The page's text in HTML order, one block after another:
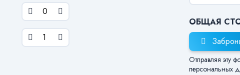
ОБЩАЯ
Отправляя эту
персональных